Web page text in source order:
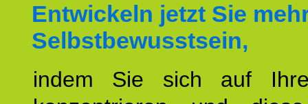
Entwickeln jetzt Sie
Selbstbewusstsein,
indem Sie sich auf